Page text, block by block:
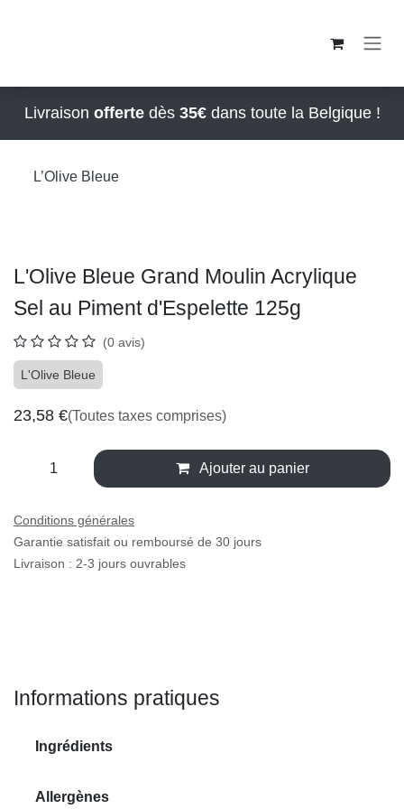
Livraison offerte dès 35€dans toute la Belgique !
L’Olive Bleue
L'Olive Bleue Grand Moulin Acrylique Sel
au Piment d'Espelette 125g
(0 avis)
L'Olive Bleue
23,58€(Toutes taxes comprises)
Ajouter au panier
Conditions générales
Garantie satisfait ou remboursé de 30 jours
Livraison : 2-3 jours ouvrables
Informations pratiques
Ingrédients
Allergènes